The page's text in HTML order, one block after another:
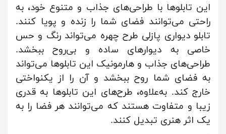
این تابلوها با طراحی‌های جذاب و متنوع خود، به
راحتی می‌توانند فضای شما را زنده و پویا کنند.
تابلو دیواری پازلی طرح چهره می‌تواند رنگ و حس
خاصی به دیوارهای ساده و بی‌روح ببخشد.
طراحی‌های جذاب و هارمونیک این تابلوها می‌تواند
به فضای شما روح ببخشد و آن را از یکنواختی
خارج کند. به‌علاوه، طرح‌های این تابلوها به قدری
زیبا و متفاوت هستند که می‌توانند هر فضا را به
یک اثر هنری تبدیل کنند.